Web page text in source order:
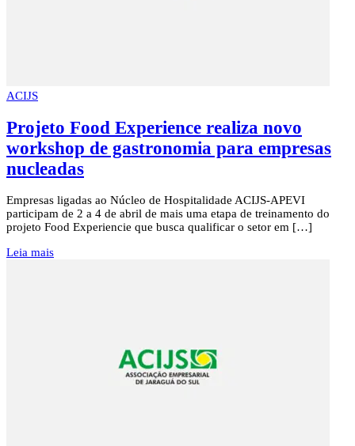
ACIJS
Projeto Food Experience realiza novo
workshop de gastronomia para empresas
nucleadas
Empresas ligadas ao Núcleo de Hospitalidade ACIJS-APEVI
participam de 2 a 4 de abril de mais uma etapa de treinamento do
projeto Food Experiencie que busca qualificar o setor em […]
Leia mais